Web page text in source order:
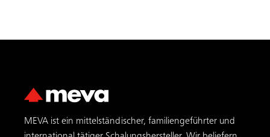
MEVA ist ein mittelständischer, familiengeführter und